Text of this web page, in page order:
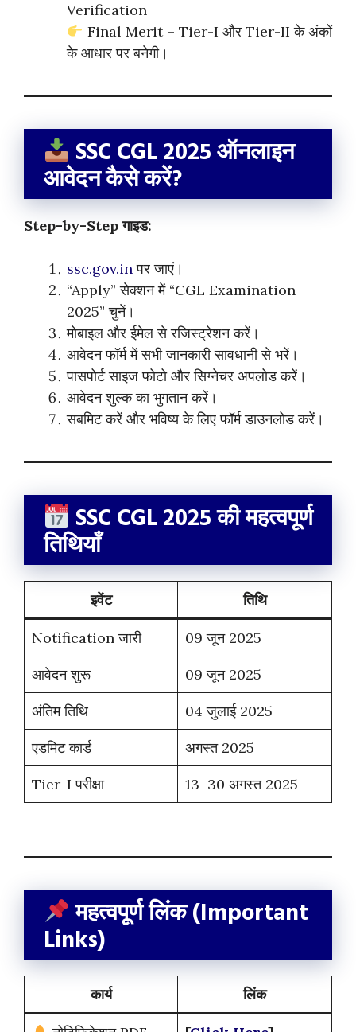
Verification
Final Merit – Tier-I और Tier-II के अंकों
के आधार पर बनेगी।
SSC CGL 2025 ऑनलाइन
आवेदन कैसे करें?
Step-by-Step गाइड:
ssc.gov.inपर जाएं।
“Apply” सेक्शन में “CGL Examination
2025” चुनें।
मोबाइल और ईमेल से रजिस्ट्रेशन करें।
आवेदन फॉर्म में सभी जानकारी सावधानी से भरें।
पासपोर्ट साइज फोटो और सिग्नेचर अपलोड करें।
आवेदन शुल्क का भुगतान करें।
सबमिट करें और भविष्य के लिए फॉर्म डाउनलोड करें।
SSC CGL 2025 की महत्वपूर्ण
तिथियाँ
इवेंट तिथि
Notification जारी
09 जून 2025
आवेदन शुरू
09 जून 2025
अंतिम तिथि
04 जुलाई 2025
एडमिट कार्ड
अगस्त 2025
Tier-I परीक्षा
13–30 अगस्त 2025
महत्वपूर्ण लिंक (Important
Links)
कार्य लिंक